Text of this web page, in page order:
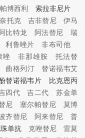
帕博西利
索拉非尼片
托克 吉非替尼
伊马
阿比特龙 阿法替尼
瑞
利鲁唑片
非布司他
唑 非那雄胺
托法替
曲格列汀
替诺福韦艾
替诺福韦片 比克恩丙
四代 吉二代
苏金单
尼 塞尔帕替尼
莫博
齐替尼 阿来替尼
普
单抗 克唑替尼
雷莫